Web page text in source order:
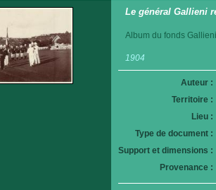
Le général Gallieni
Album du fonds
1904
Auteur :
Territoire :
Lieu :
Type de document :
Support et dimensions :
Provenance :